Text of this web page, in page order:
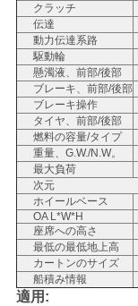
求
し
な
さ
い
地
図
クラッチ
伝達
動力伝達系路
駆動輪
懸濁液、前部/後部
ブレーキ、前部/後部
ブレーキ操作
タイヤ、前部/後部
燃料の容量/タイプ
重量、G.W./N.W。
最大負荷
次元
ホイールベース
OA L*W*H
座席への高さ
最低の最低地上高
カートンのサイズ
船積み情報
適用: